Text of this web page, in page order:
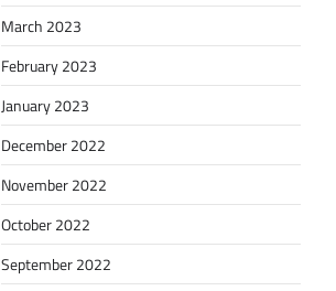
March 2023
February 2023
January 2023
December 2022
November 2022
October 2022
September 2022